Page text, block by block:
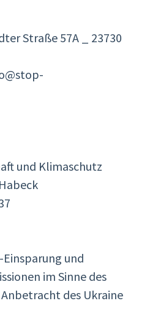
Straße 57A _ 23730
und Klimaschutz
und
im Sinne des
des Ukraine